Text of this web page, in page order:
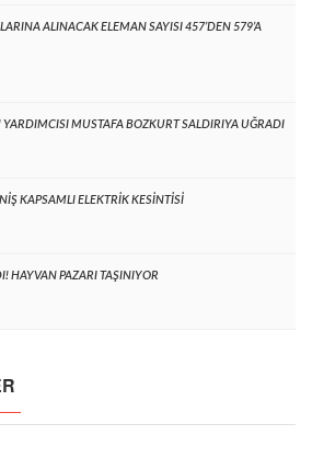
ALINACAK ELEMAN SAYISI 457’DEN 579’A
MUSTAFA BOZKURT SALDIRIYA UĞRADI
KAPSAMLI ELEKTRİK KESİNTİSİ
HAYVAN PAZARI TAŞINIYOR